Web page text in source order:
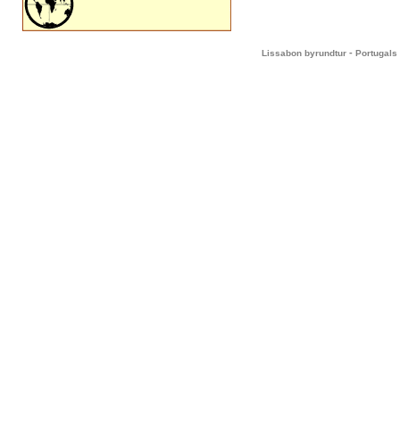
Lissabon byrundtur - Portugals